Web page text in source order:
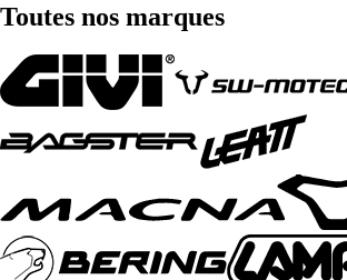
Toutes nos marques